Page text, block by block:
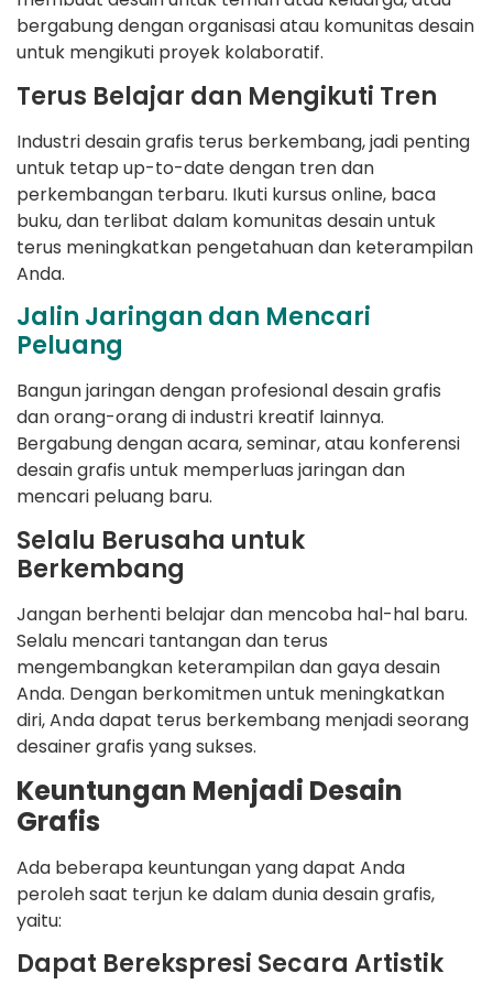
bergabung dengan organisasi atau komunitas desain
untuk mengikuti proyek kolaboratif.
Terus Belajar dan Mengikuti Tren
Industri desain grafis terus berkembang, jadi penting
untuk tetap up-to-date dengan tren dan
perkembangan terbaru. Ikuti kursus online, baca
buku, dan terlibat dalam komunitas desain untuk
terus meningkatkan pengetahuan dan keterampilan
Anda.
Jalin Jaringan dan Mencari
Peluang
Bangun jaringan dengan profesional desain grafis
dan orang-orang di industri kreatif lainnya.
Bergabung dengan acara, seminar, atau konferensi
desain grafis untuk memperluas jaringan dan
mencari peluang baru.
Selalu Berusaha untuk
Berkembang
Jangan berhenti belajar dan mencoba hal-hal baru.
Selalu mencari tantangan dan terus
mengembangkan keterampilan dan gaya desain
Anda. Dengan berkomitmen untuk meningkatkan
diri, Anda dapat terus berkembang menjadi seorang
desainer grafis yang sukses.
Keuntungan Menjadi Desain
Grafis
Ada beberapa keuntungan yang dapat Anda
peroleh saat terjun ke dalam dunia desain grafis,
yaitu:
Dapat Berekspresi Secara Artistik